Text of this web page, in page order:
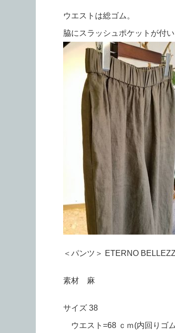
ウエストは総ゴム。
脇にスラッシュポケットが付
＜パンツ＞ ETERNO
素材 麻
サイズ 38
ウエスト=68 ｃｍ(内回りゴ